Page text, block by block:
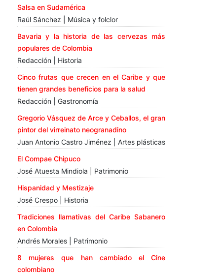
Salsa en Sudamérica
Raúl Sánchez | Música y folclor
Bavaria y la historia de las cervezas más
populares de Colombia
Redacción | Historia
Cinco frutas que crecen en el Caribe y que
tienen grandes beneficios para la salud
Redacción | Gastronomía
Gregorio Vásquez de Arce y Ceballos, el gran
pintor del virreinato neogranadino
Juan Antonio Castro Jiménez | Artes plásticas
El Compae Chipuco
José Atuesta Mindiola | Patrimonio
Hispanidad y Mestizaje
José Crespo | Historia
Tradiciones llamativas del Caribe Sabanero
en Colombia
Andrés Morales | Patrimonio
8 mujeres que han cambiado el Cine
colombiano